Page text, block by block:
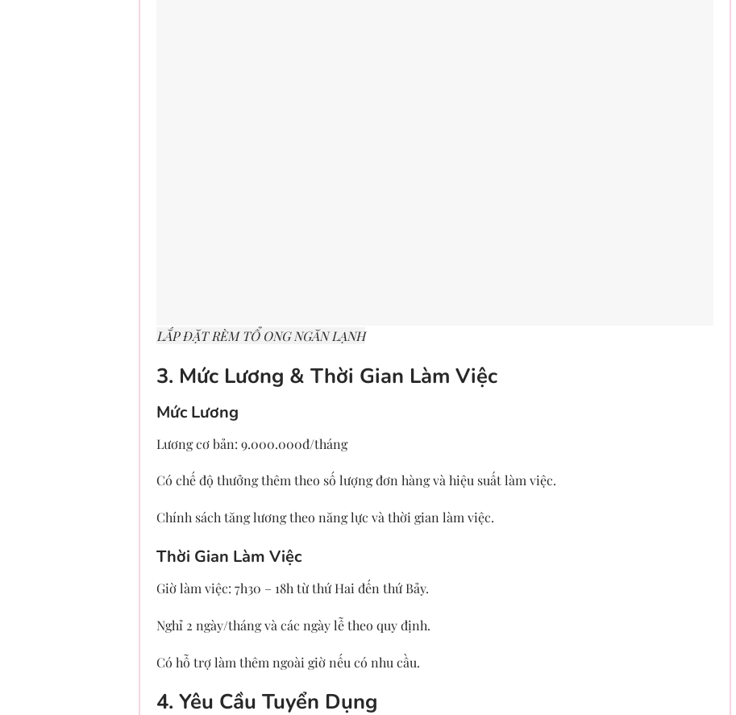
LẮP ĐẶT RÈM TỔ ONG NGĂN LẠNH
3. Mức Lương & Thời Gian Làm Việc
Mức Lương
Lương cơ bản: 9.000.000đ/tháng
Có chế độ thưởng thêm theo số lượng đơn hàng và hiệu suất làm việc.
Chính sách tăng lương theo năng lực và thời gian làm việc.
Thời Gian Làm Việc
Giờ làm việc: 7h30 – 18h từ thứ Hai đến thứ Bảy.
Nghỉ 2 ngày/tháng và các ngày lễ theo quy định.
Có hỗ trợ làm thêm ngoài giờ nếu có nhu cầu.
4. Yêu Cầu Tuyển Dụng